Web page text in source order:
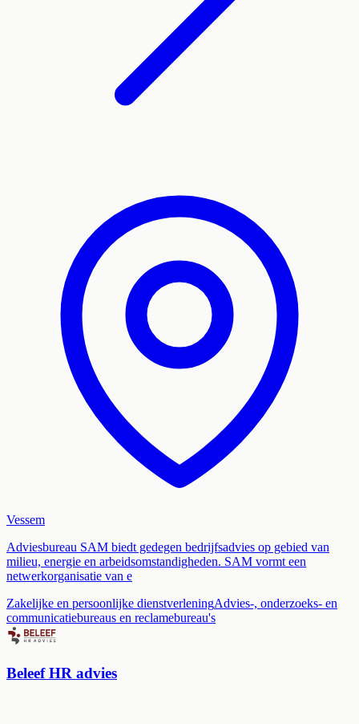
Vessem
Adviesbureau SAM biedt gedegen bedrijfsadvies op gebied van
milieu, energie en arbeidsomstandigheden. SAM vormt een
netwerkorganisatie van e
Zakelijke en persoonlijke dienstverleningAdvies-, onderzoeks- en
communicatiebureaus en reclamebureau's
Beleef HR advies